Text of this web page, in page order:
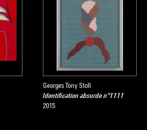
Georges Tony Stoll
Identification absurde n°1111
2015